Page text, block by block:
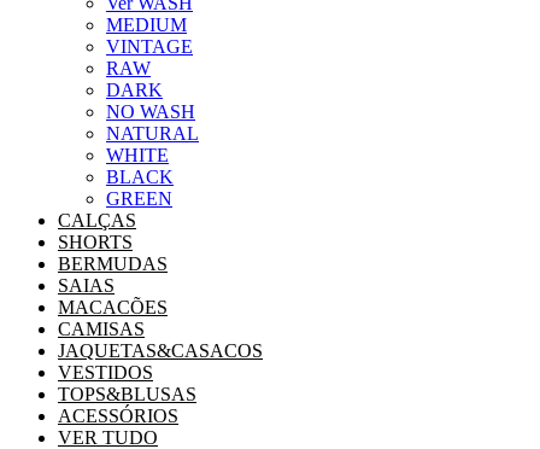
MEDIUM
VINTAGE
RAW
DARK
NO WASH
NATURAL
WHITE
BLACK
GREEN
CALÇAS
SHORTS
BERMUDAS
SAIAS
MACACÕES
CAMISAS
JAQUETAS&CASACOS
VESTIDOS
TOPS&BLUSAS
ACESSÓRIOS
VER TUDO